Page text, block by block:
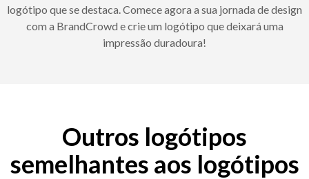
logótipo que se destaca. Comece agora a sua jornada de design
com a BrandCrowd e crie um logótipo que deixará uma
impressão duradoura!
Outros logótipos
semelhantes aos logótipos